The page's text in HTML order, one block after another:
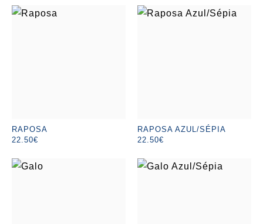
RAPOSA
22.50€
RAPOSA AZUL/SÉPIA
22.50€